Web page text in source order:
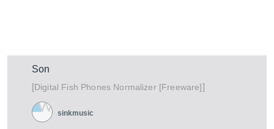
Son
[Digital Fish Phones Normalizer [Freeware]]
sinkmusic